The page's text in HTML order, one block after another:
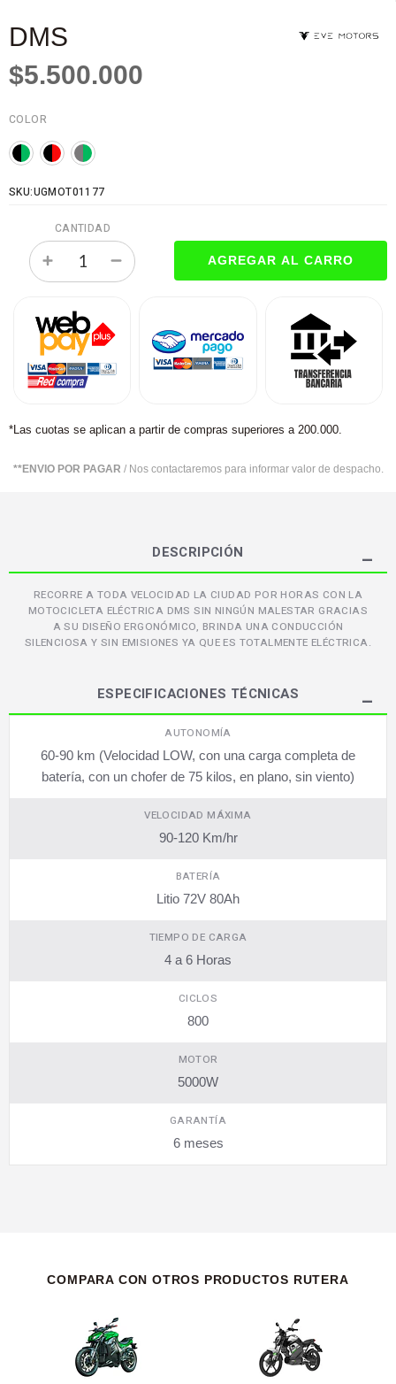
DMS
$5.500.000
COLOR
SKU:UGMOT01177
CANTIDAD
*Las cuotas se aplican a partir de compras superiores a 200.000.
**ENVIO POR PAGAR / Nos contactaremos para informar valor de despacho.
DESCRIPCIÓN
RECORRE A TODA VELOCIDAD LA CIUDAD POR HORAS CON LA
MOTOCICLETA ELÉCTRICA DMS SIN NINGÚN MALESTAR GRACIAS
A SU DISEÑO ERGONÓMICO, BRINDA UNA CONDUCCIÓN
SILENCIOSA Y SIN EMISIONES YA QUE ES TOTALMENTE ELÉCTRICA.
ESPECIFICACIONES TÉCNICAS
AUTONOMÍA
60-90 km (Velocidad LOW, con una carga completa de
batería, con un chofer de 75 kilos, en plano, sin viento)
VELOCIDAD MÁXIMA
90-120 Km/hr
BATERÍA
Litio 72V 80Ah
TIEMPO DE CARGA
4 a 6 Horas
CICLOS
800
MOTOR
5000W
GARANTÍA
6 meses
COMPARA CON OTROS PRODUCTOS RUTERA